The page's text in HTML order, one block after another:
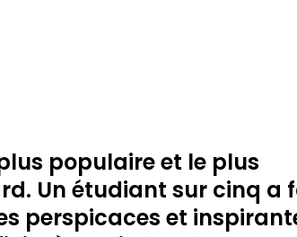
populaire et le plus
Un étudiant sur cinq a
perspicaces et